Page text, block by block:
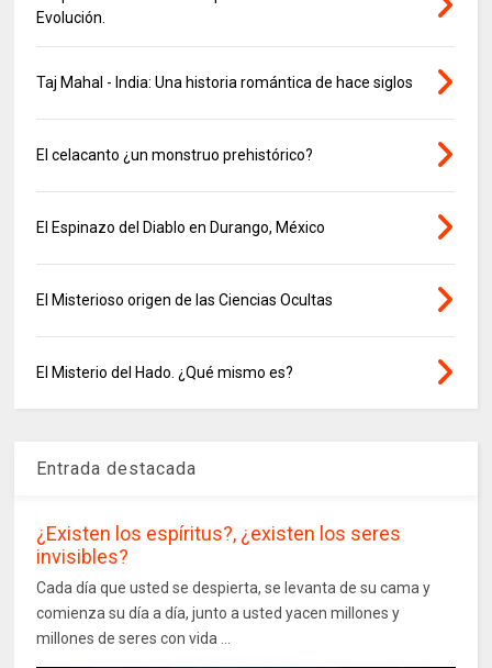
Evolución.
Taj Mahal - India: Una historia romántica de hace siglos
El celacanto ¿un monstruo prehistórico?
El Espinazo del Diablo en Durango, México
El Misterioso origen de las Ciencias Ocultas
El Misterio del Hado. ¿Qué mismo es?
Entrada destacada
¿Existen los espíritus?, ¿existen los seres
invisibles?
Cada día que usted se despierta, se levanta de su cama y
comienza su día a día, junto a usted yacen millones y
millones de seres con vida ...